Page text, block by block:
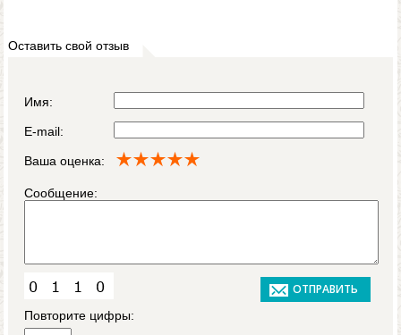
Оставить свой отзыв
Имя:
E-mail:
Ваша оценка:
Сообщение:
Повторите цифры: